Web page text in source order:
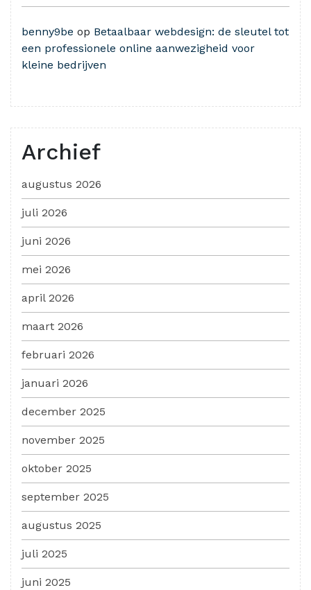
benny9be op Betaalbaar webdesign: de sleutel tot
een professionele online aanwezigheid voor
kleine bedrijven
Archief
augustus 2026
juli 2026
juni 2026
mei 2026
april 2026
maart 2026
februari 2026
januari 2026
december 2025
november 2025
oktober 2025
september 2025
augustus 2025
juli 2025
juni 2025